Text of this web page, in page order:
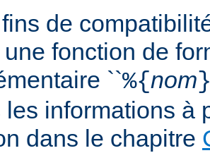
de
fonction de
``%{nom
les informations à
dans le chapitre